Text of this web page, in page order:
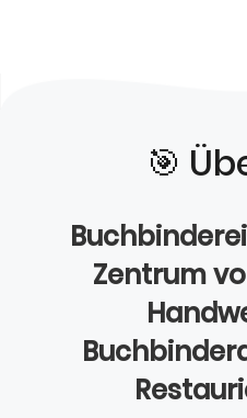
🎯️
Zentrum